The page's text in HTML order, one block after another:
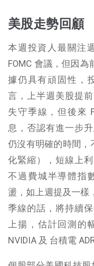
美股走勢回顧
本週投資人最關注
FOMC 會議，但因
據仍具有頑固性，
言，上半週美股提
失守季線，但後來
息，否認有進一步
仍沒有明確的時間，
化緊縮），短線上
不過費城半導體指
盪，如上週提及一樣
季線的話，將持續
上揚，估計回測的
NVIDIA 及 台積電